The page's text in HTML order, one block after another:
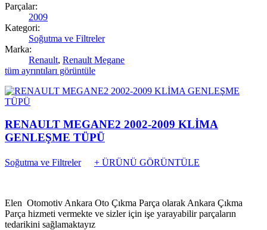
Parçalar:
2009
Kategori:
Soğutma ve Filtreler
Marka:
Renault, Renault Megane
tüm ayrıntıları görüntüle
RENAULT MEGANE2 2002-2009 KLİMA
GENLEŞME TÜPÜ
Soğutma ve Filtreler + ÜRÜNÜ GÖRÜNTÜLE
Elen Otomotiv Ankara Oto Çıkma Parça olarak Ankara Çıkma
Parça hizmeti vermekte ve sizler için işe yarayabilir parçaların
tedarikini sağlamaktayız